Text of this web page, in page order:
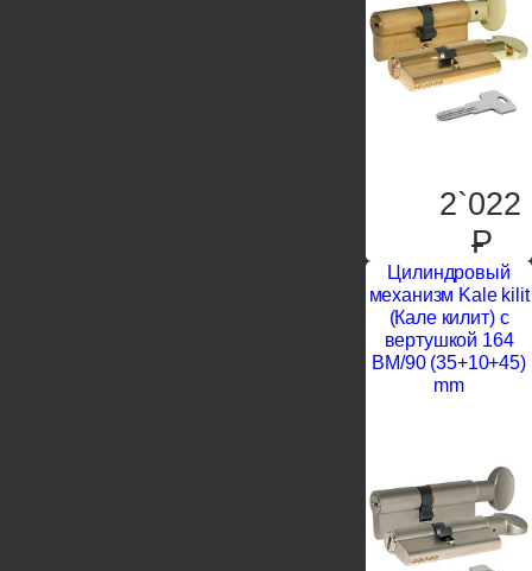
2`022
P
Цилиндровый
механизм Kale kilit
(Кале килит) с
вертушкой 164
BM/90 (35+10+45)
mm